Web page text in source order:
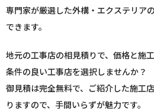
専門家が厳選した外構・エクステリア
できます。
地元の工事店の相見積りで、価格と施
条件の良い工事店を選択しませんか？
御見積は完全無料で、ご紹介した施工
りますので、手間いらずが魅力です。